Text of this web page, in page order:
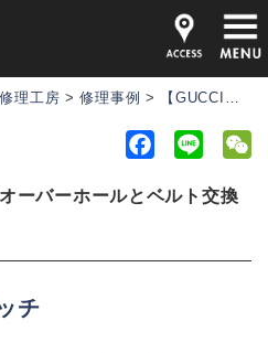
理工房 >修理事例 > 【GUCCI（グッチ）】のオーバーホールとベルト交換をご依頼頂きました。
c
b
n
ーバーホールとベルト交換
チ